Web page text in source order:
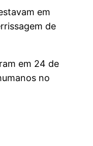
em
de
em 24 de
no